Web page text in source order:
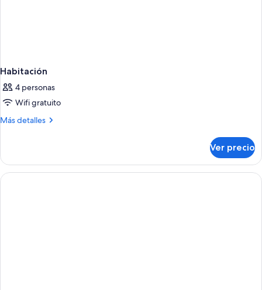
Habitación
4 personas
Wifi gratuito
Más detalles
Más
Ver precio